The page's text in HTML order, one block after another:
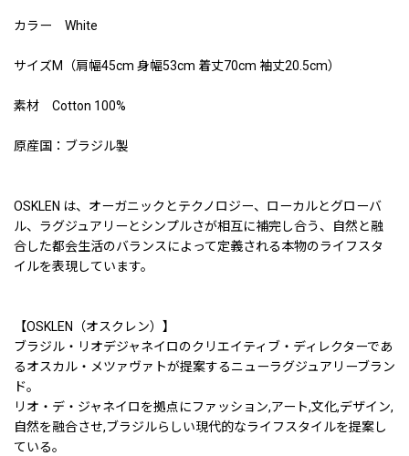
カラー White
サイズM（肩幅45cm 身幅53cm 着丈70cm 袖丈20.5cm）
素材 Cotton 100%
原産国：ブラジル製
OSKLEN は、オーガニックとテクノロジー、ローカルとグローバ
ル、ラグジュアリーとシンプルさが相互に補完し合う、自然と融
合した都会生活のバランスによって定義される本物のライフスタ
イルを表現しています。
【OSKLEN（オスクレン）】
ブラジル・リオデジャネイロのクリエイティブ・ディレクターであ
るオスカル・メツァヴァトが提案するニューラグジュアリーブラン
ド。
リオ・デ・ジャネイロを拠点にファッション,アート,文化,デザイン,
自然を融合させ,ブラジルらしい現代的なライフスタイルを提案し
ている。